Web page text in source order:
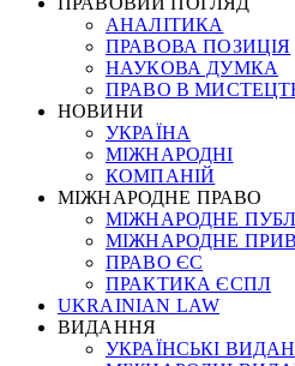
АНАЛІТИКА
ПРАВОВА ПОЗИЦІЯ
НАУКОВА ДУМКА
ПРАВО В
НОВИНИ
УКРАЇНА
МІЖНАРОДНІ
КОМПАНІЙ
МІЖНАРОДНЕ ПРАВО
МІЖНАРОДНЕ
МІЖНАРОДНЕ
ПРАВО ЄС
ПРАКТИКА ЄСПЛ
UKRAINIAN LAW
ВИДАННЯ
УКРАЇНСЬКІ